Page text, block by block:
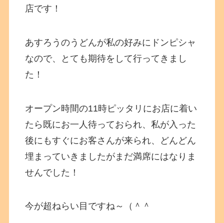
店です！
あすろうのうどんが私の好みにドンピシャ
なので、とても期待をして行ってきまし
た！
オープン時間の11時ピッタリにお店に着い
たら既にお一人待っておられ、私が入った
後にもすぐにお客さんが来られ、どんどん
埋まっていきましたがまだ満席にはなりま
せんでした！
今が超ねらい目ですね～（＾＾